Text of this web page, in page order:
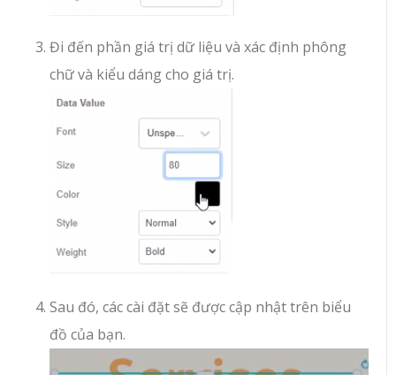
Đi đến phần giá trị dữ liệu và xác định phông
chữ và kiểu dáng cho giá trị.
Sau đó, các cài đặt sẽ được cập nhật trên biểu
đồ của bạn.